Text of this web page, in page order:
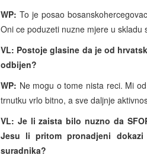
WP: To je posao
Oni ce poduzeti nuzne mjere u skladu
VL: Postoje glasine da je od
odbijen?
WP: Ne mogu o tome nista reci. Mi
trnutku vrlo bitno, a sve daljnje
VL: Je li zaista bilo nuzno da
Jesu li pritom pronadjeni
suradnika?